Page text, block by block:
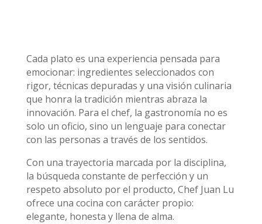
Cada plato es una experiencia pensada para
emocionar: ingredientes seleccionados con
rigor, técnicas depuradas y una visión culinaria
que honra la tradición mientras abraza la
innovación. Para el chef, la gastronomía no es
solo un oficio, sino un lenguaje para conectar
con las personas a través de los sentidos.
Con una trayectoria marcada por la disciplina,
la búsqueda constante de perfección y un
respeto absoluto por el producto, Chef Juan Lu
ofrece una cocina con carácter propio:
elegante, honesta y llena de alma.